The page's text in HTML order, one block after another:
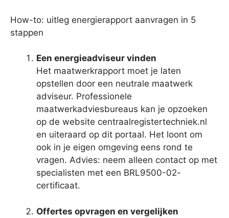
How-to: uitleg energierapport aanvragen in 5
stappen
Een energieadviseur vinden
Het maatwerkrapport moet je laten
opstellen door een neutrale maatwerk
adviseur. Professionele
maatwerkadviesbureaus kan je opzoeken
op de website centraalregistertechniek.nl
en uiteraard op dit portaal. Het loont om
ook in je eigen omgeving eens rond te
vragen. Advies: neem alleen contact op met
specialisten met een BRL9500-02-
certificaat.
Offertes opvragen en vergelijken